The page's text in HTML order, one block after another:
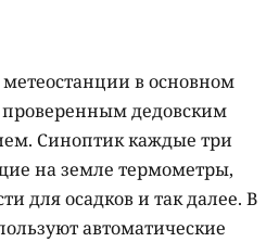
в основном
проверенным дедовским
Синоптик каждые три
на земле термометры,
для осадков и так далее. В
автоматические